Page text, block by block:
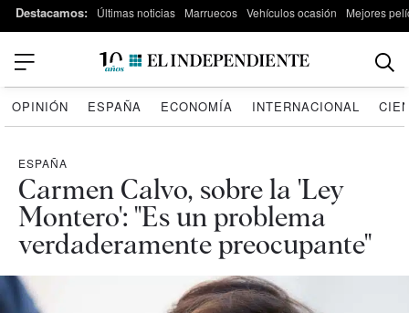
Destacamos: Últimas noticias Marruecos Vehículos ocasión Mejores
OPINIÓN ESPAÑA ECONOMÍA INTERNACIONAL
ESPAÑA
Carmen Calvo, sobre la 'Ley
Montero': "Es un problema
verdaderamente preocupante"